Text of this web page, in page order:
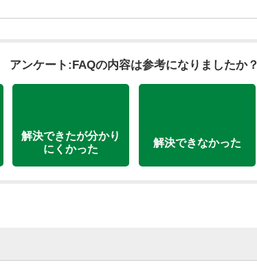
アンケート:FAQの内容は参考になりましたか？
解決できたが分かり
にくかった
解決できなかった